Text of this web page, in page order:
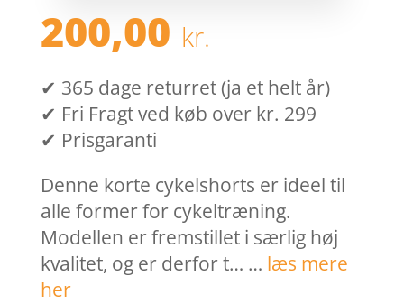
200,00 kr.
✔ 365 dage returret (ja et helt år)
✔ Fri Fragt ved køb over kr. 299
✔ Prisgaranti
Denne korte cykelshorts er ideel til
alle former for cykeltræning.
Modellen er fremstillet i særlig høj
kvalitet, og er derfor t… … læs mere
her